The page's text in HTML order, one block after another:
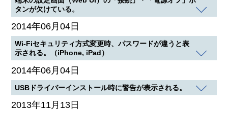
タンが欠けている。
2014年06月04日
Wi-Fiセキュリティ方式変更時、パスワードが違うと表
示される。（iPhone, iPad）
2014年06月04日
USBドライバーインストール時に警告が表示される。
2013年11月13日